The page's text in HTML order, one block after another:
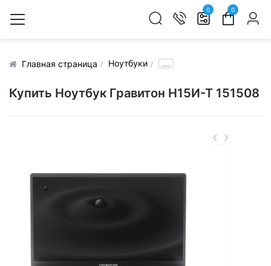
0 0
Главная страница Ноутбуки .....
Купить Ноутбук Гравитон Н15И-Т 151508